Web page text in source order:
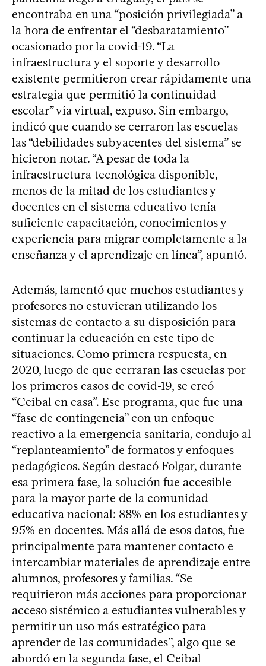
encontraba en una “posición privilegiada” a
la hora de enfrentar el “desbaratamiento”
ocasionado por la covid-19. “La
infraestructura y el soporte y desarrollo
existente permitieron crear rápidamente una
estrategia que permitió la continuidad
escolar” vía virtual, expuso. Sin embargo,
indicó que cuando se cerraron las escuelas
las “debilidades subyacentes del sistema” se
hicieron notar. “A pesar de toda la
infraestructura tecnológica disponible,
menos de la mitad de los estudiantes y
docentes en el sistema educativo tenía
suficiente capacitación, conocimientos y
experiencia para migrar completamente a la
enseñanza y el aprendizaje en línea”, apuntó.
Además, lamentó que muchos estudiantes y
profesores no estuvieran utilizando los
sistemas de contacto a su disposición para
continuar la educación en este tipo de
situaciones. Como primera respuesta, en
2020, luego de que cerraran las escuelas por
los primeros casos de covid-19, se creó
“Ceibal en casa”. Ese programa, que fue una
“fase de contingencia” con un enfoque
reactivo a la emergencia sanitaria, condujo al
“replanteamiento” de formatos y enfoques
pedagógicos. Según destacó Folgar, durante
esa primera fase, la solución fue accesible
para la mayor parte de la comunidad
educativa nacional: 88% en los estudiantes y
95% en docentes. Más allá de esos datos, fue
principalmente para mantener contacto e
intercambiar materiales de aprendizaje entre
alumnos, profesores y familias. “Se
requirieron más acciones para proporcionar
acceso sistémico a estudiantes vulnerables y
permitir un uso más estratégico para
aprender de las comunidades”, algo que se
abordó en la segunda fase, el Ceibal